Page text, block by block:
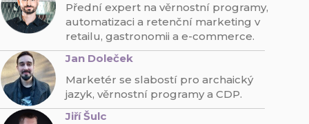
Přední expert na věrnostní programy,
automatizaci a retenční marketing v
retailu, gastronomii a e-commerce.
Jan Doleček
Marketér se slabostí pro archaický
jazyk, věrnostní programy a CDP.
Jiří Šulc